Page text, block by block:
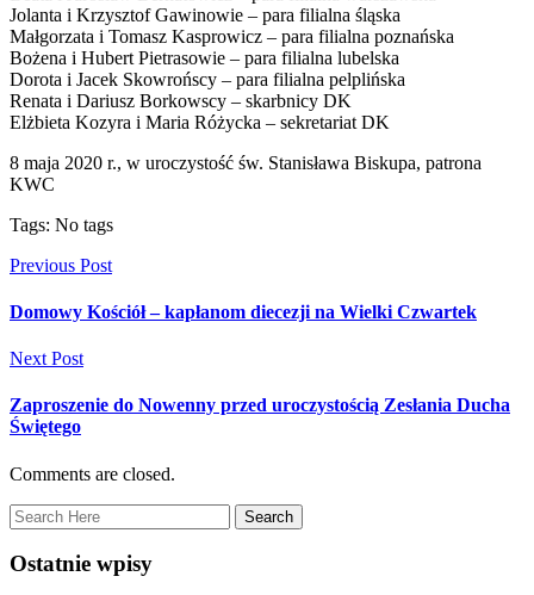
Jolanta i Krzysztof Gawinowie – para filialna śląska
Małgorzata i Tomasz Kasprowicz – para filialna poznańska
Bożena i Hubert Pietrasowie – para filialna lubelska
Dorota i Jacek Skowrońscy – para filialna pelplińska
Renata i Dariusz Borkowscy – skarbnicy DK
Elżbieta Kozyra i Maria Różycka – sekretariat DK
8 maja 2020 r., w uroczystość św. Stanisława Biskupa, patrona
KWC
Tags: No tags
Previous Post
Domowy Kościół – kapłanom diecezji na Wielki Czwartek
Next Post
Zaproszenie do Nowenny przed uroczystością Zesłania Ducha
Świętego
Comments are closed.
Ostatnie wpisy